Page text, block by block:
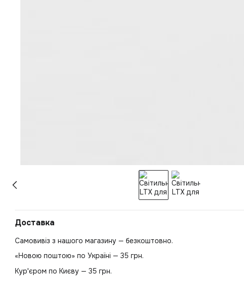
Доставка
Самовивіз з нашого магазину — безкоштовно.
«Новою поштою» по Україні — 35 грн.
Кур'єром по Києву — 35 грн.